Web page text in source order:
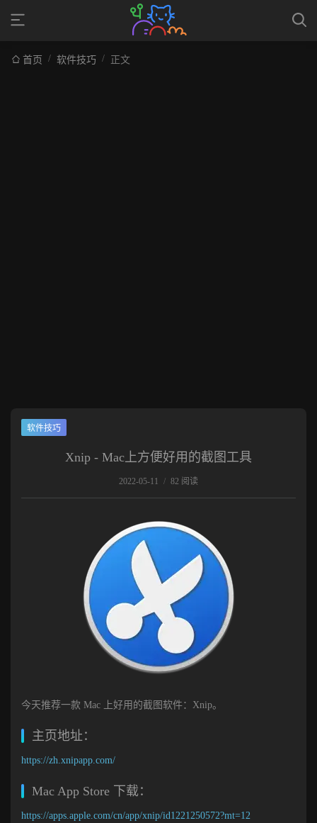
首页 / 软件技巧 / 正文
软件技巧
Xnip - Mac上方便好用的截图工具
2022-05-11 / 82 阅读
今天推荐一款 Mac 上好用的截图软件：Xnip。
主页地址：
https://zh.xnipapp.com/
Mac App Store 下载：
https://apps.apple.com/cn/app/xnip/id1221250572?mt=12